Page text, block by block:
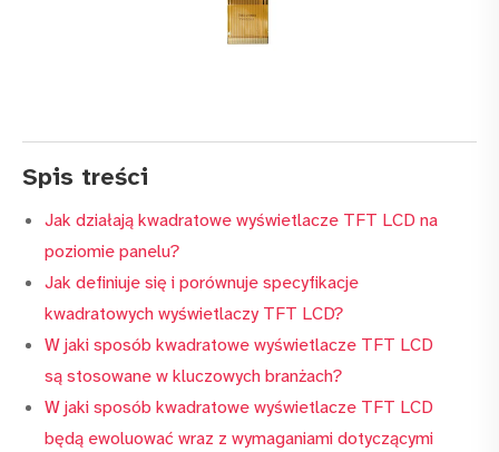
Spis treści
Jak działają kwadratowe wyświetlacze TFT LCD na
poziomie panelu?
Jak definiuje się i porównuje specyfikacje
kwadratowych wyświetlaczy TFT LCD?
W jaki sposób kwadratowe wyświetlacze TFT LCD
są stosowane w kluczowych branżach?
W jaki sposób kwadratowe wyświetlacze TFT LCD
będą ewoluować wraz z wymaganiami dotyczącymi